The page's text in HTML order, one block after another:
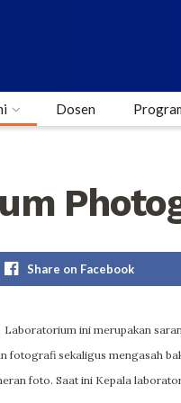
Dosen
Share on Facebook
Laboratorium ini merupakan
fotografi sekaligus mengasah
foto. Saat ini Kepala